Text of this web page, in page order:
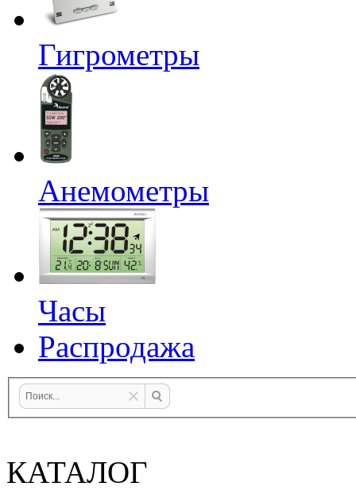
Гигрометры
Анемометры
Часы
Распродажа
КАТАЛОГ